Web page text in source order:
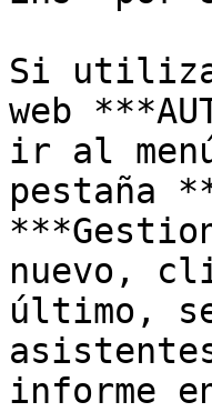
Si
web
ir al
pestaña
nuevo,
último,
informe